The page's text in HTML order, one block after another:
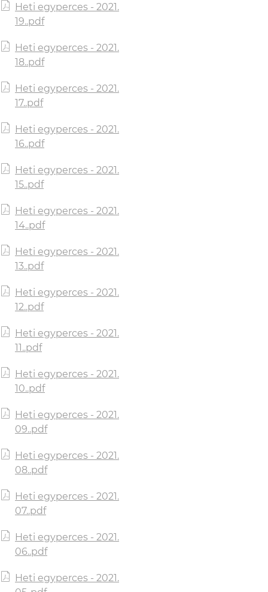
Heti egyperces - 2021.
19..pdf
Heti egyperces - 2021.
18..pdf
Heti egyperces - 2021.
17..pdf
Heti egyperces - 2021.
16..pdf
Heti egyperces - 2021.
15..pdf
Heti egyperces - 2021.
14..pdf
Heti egyperces - 2021.
13..pdf
Heti egyperces - 2021.
12..pdf
Heti egyperces - 2021.
11..pdf
Heti egyperces - 2021.
10..pdf
Heti egyperces - 2021.
09..pdf
Heti egyperces - 2021.
08..pdf
Heti egyperces - 2021.
07..pdf
Heti egyperces - 2021.
06..pdf
Heti egyperces - 2021.